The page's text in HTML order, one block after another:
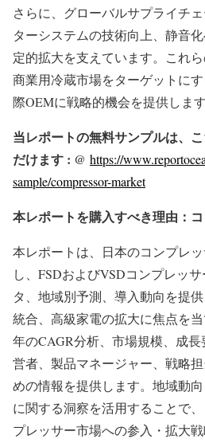
さらに、グローバルサプライチ
ターシステムの技術向上、静音
定的拡大を支えています。これ
商業用冷蔵市場をターゲットに
際OEMに戦略的機会を提供します
当レポートの無料サンプルは、
だけます : @ https://
sample/compressor-market
本レポートを購入すべき理由：
本レポートは、日本のコンプレ
し、FSDおよびVSDコンプレッ
タ、地域別予測、導入動向を提
統合、高級家電の拡大に焦点を
年のCAGR分析、市場規模、成
営者、製品マネージャー、戦略
めの情報を提供します。地域動
に関する洞察を活用することで
プレッサー市場への参入・拡大